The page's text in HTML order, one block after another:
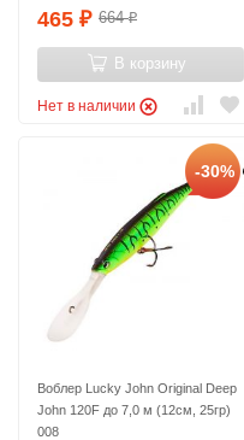
465 ₽ 664₽
В корзину
Нет в наличии
-30%
Воблер Lucky John Original Deep
John 120F до 7,0 м (12см, 25гр)
008